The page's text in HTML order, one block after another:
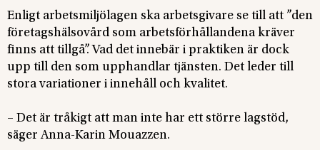
Enligt arbetsmiljölagen ska arbetsgivare se till att ”den
företagshälsovård som arbetsförhållandena kräver
finns att tillgå”. Vad det innebär i praktiken är dock
upp till den som upphandlar tjänsten. Det leder till
stora variationer i innehåll och kvalitet.
– Det är tråkigt att man inte har ett större lagstöd,
säger Anna-Karin Mouazzen.